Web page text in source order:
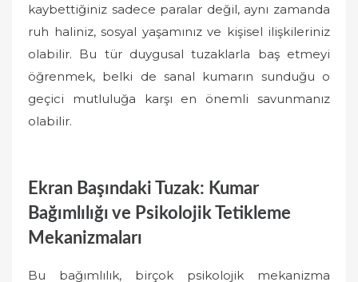
kaybettiğiniz sadece paralar değil, aynı zamanda
ruh haliniz, sosyal yaşamınız ve kişisel ilişkileriniz
olabilir. Bu tür duygusal tuzaklarla baş etmeyi
öğrenmek, belki de sanal kumarın sunduğu o
geçici mutluluğa karşı en önemli savunmanız
olabilir.
Ekran Başındaki Tuzak: Kumar
Bağımlılığı ve Psikolojik Tetikleme
Mekanizmaları
Bu bağımlılık, birçok psikolojik mekanizma